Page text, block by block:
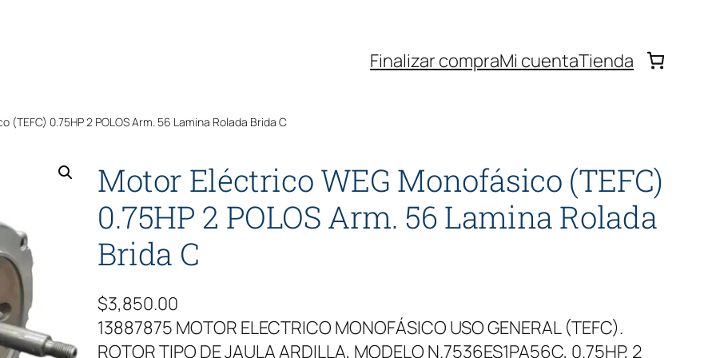
Finalizar compraMi cuentaTienda
0.75HP 2 POLOS Arm. 56 Lamina Rolada Brida C
Motor Eléctrico WEG Monofásico (TEFC)
0.75HP 2 POLOS Arm. 56 Lamina Rolada
Brida C
$3,850.00
13887875 MOTOR ELECTRICO MONOFÁSICO USO GENERAL (TEFC).
ROTOR TIPO DE JAULA ARDILLA, MODELO N.7536ES1PA56C, 0.75HP, 2